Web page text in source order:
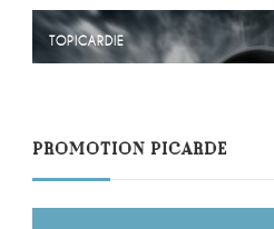
TOPICARDIE
PROMOTION PICARDE